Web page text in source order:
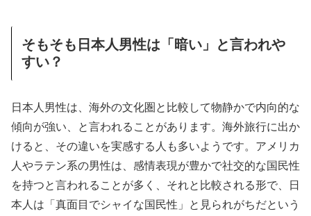
そもそも日本人男性は「暗い」と言われや
すい？
日本人男性は、海外の文化圏と比較して物静かで内向的な
傾向が強い、と言われることがあります。海外旅行に出か
けると、その違いを実感する人も多いようです。アメリカ
人やラテン系の男性は、感情表現が豊かで社交的な国民性
を持つと言われることが多く、それと比較される形で、日
本人は「真面目でシャイな国民性」と見られがちだという